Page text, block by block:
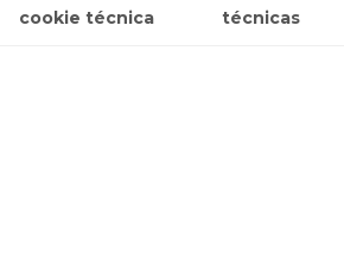
cookie técnica
técnicas